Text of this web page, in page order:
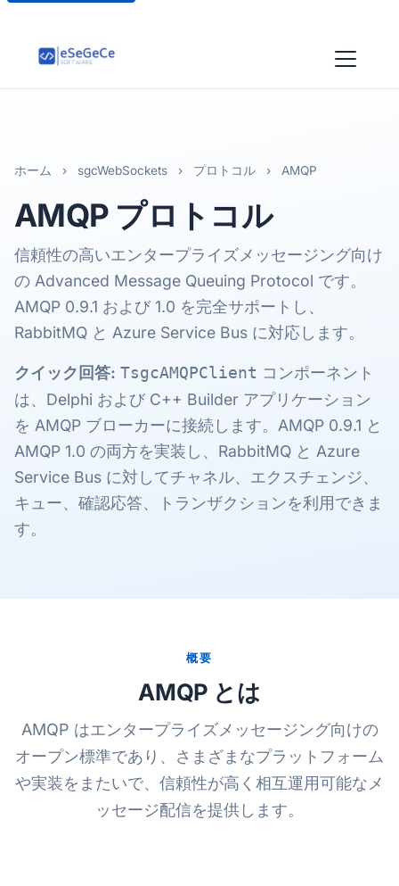
ホーム › sgcWebSockets › プロトコル › AMQP
AMQP プロトコル
信頼性の高いエンタープライズメッセージング向け
の Advanced Message Queuing Protocol です。
AMQP 0.9.1 および 1.0 を完全サポートし、
RabbitMQ と Azure Service Bus に対応します。
クイック回答: TsgcAMQPClient コンポーネント
は、Delphi および C++ Builder アプリケーション
を AMQP ブローカーに接続します。AMQP 0.9.1 と
AMQP 1.0 の両方を実装し、RabbitMQ と Azure
Service Bus に対してチャネル、エクスチェンジ、
キュー、確認応答、トランザクションを利用できま
す。
概要
AMQP とは
AMQP はエンタープライズメッセージング向けの
オープン標準であり、さまざまなプラットフォーム
や実装をまたいで、信頼性が高く相互運用可能なメ
ッセージ配信を提供します。